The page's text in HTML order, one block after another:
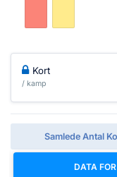
Kort
/ kamp
Samlede Antal
DATA